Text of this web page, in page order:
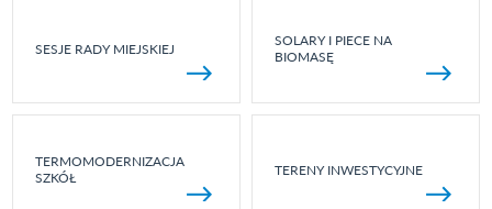
SESJE RADY MIEJSKIEJ
SOLARY I PIECE NA
BIOMASĘ
TERMOMODERNIZACJA
SZKÓŁ
TERENY INWESTYCYJNE